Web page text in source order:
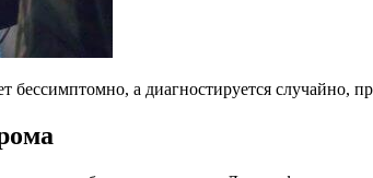
бессимптомно, а диагностируется случайно,